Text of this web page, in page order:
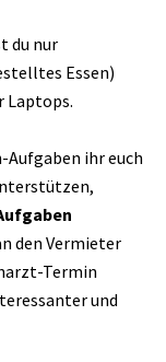
du nur
Essen)
Laptops.
ihr euch
den Vermieter
Termin
und